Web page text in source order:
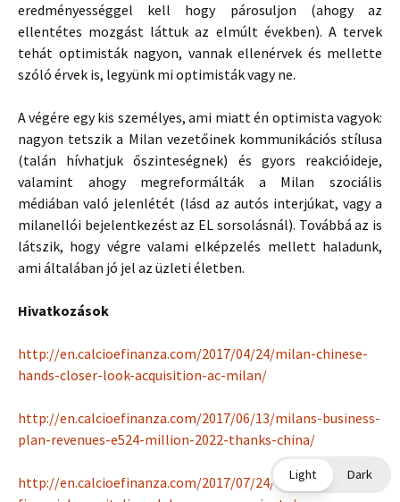
eredményességgel kell hogy párosuljon (ahogy az
ellentétes mozgást láttuk az elmúlt években). A tervek
tehát optimisták nagyon, vannak ellenérvek és mellette
szóló érvek is, legyünk mi optimisták vagy ne.
A végére egy kis személyes, ami miatt én optimista vagyok:
nagyon tetszik a Milan vezetőinek kommunikációs stílusa
(talán hívhatjuk őszinteségnek) és gyors reakcióideje,
valamint ahogy megreformálták a Milan szociális
médiában való jelenlétét (lásd az autós interjúkat, vagy a
milanellói bejelentkezést az EL sorsolásnál). Továbbá az is
látszik, hogy végre valami elképzelés mellett haladunk,
ami általában jó jel az üzleti életben.
Hivatkozások
http://en.calcioefinanza.com/2017/04/24/milan-chinese-
hands-closer-look-acquisition-ac-milan/
http://en.calcioefinanza.com/2017/06/13/milans-business-
plan-revenues-e524-million-2022-thanks-china/
http://en.calcioefinanza.com/2017/07/24/massive-
Light Dark